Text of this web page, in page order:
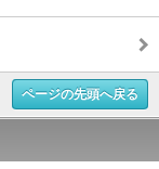
ページの先頭へ戻る